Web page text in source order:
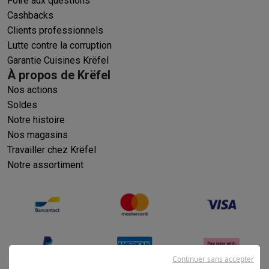
Cashbacks
Clients professionnels
Lutte contre la corruption
Garantie Cuisines Krëfel
À propos de Krëfel
Nos actions
Soldes
Notre histoire
Nos magasins
Travailler chez Krëfel
Notre assortiment
Continuer sans accepter